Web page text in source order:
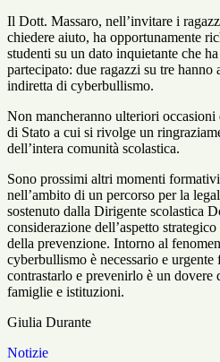
Il Dott. Massaro, nell’invitare i
chiedere aiuto, ha opportunamente
studenti su un dato inquietante che
partecipato: due ragazzi su tre hanno
indiretta di cyberbullismo.
Non mancheranno ulteriori
di Stato a cui si rivolge un
dell’intera comunità scolastica.
Sono prossimi altri momenti
nell’ambito di un percorso per la
sostenuto dalla Dirigente scolastica
considerazione dell’aspetto
della prevenzione. Intorno al
cyberbullismo è necessario e
contrastarlo e prevenirlo è un dovere
famiglie e istituzioni.
Giulia Durante
Notizie